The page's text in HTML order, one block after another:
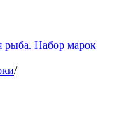
рыба. Набор марок
/